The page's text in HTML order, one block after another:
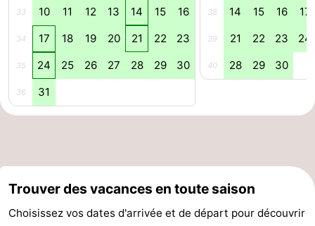
33 10 11 12 13 14 15 16
34 17 18 19 20 21 22 23
35 24 25 26 27 28 29 30
36 31
38 14 15 16 17
39 21 22 23 24
40 28 29 30
Trouver des vacances en toute saison
Choisissez vos dates d'arrivée et de départ pour découvrir